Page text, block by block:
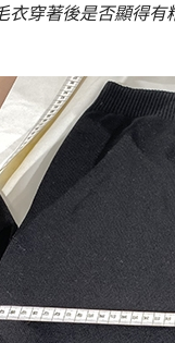
衣穿著後是否顯得有